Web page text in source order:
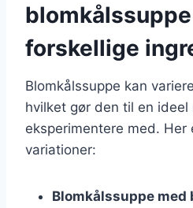
forskellige
Blomkålssuppe kan
hvilket gør den til en
eksperimentere med.
variationer:
Blomkålssuppe med